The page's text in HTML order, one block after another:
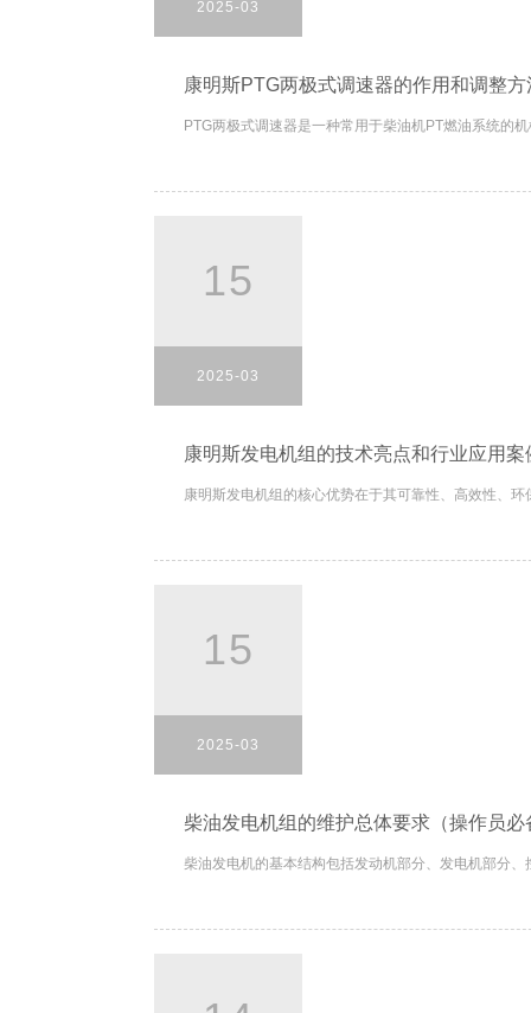
2025-03
康明斯PTG两极式调速器的作用和调整方
PTG两极式调速器是一种常用于柴油机PT燃油系统的
15
2025-03
康明斯发电机组的技术亮点和行业应用案
康明斯发电机组的核心优势在于其可靠性、高效性、
15
2025-03
柴油发电机组的维护总体要求（操作员必
柴油发电机的基本结构包括发动机部分、发电机部分